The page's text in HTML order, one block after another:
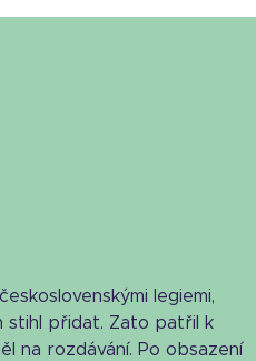
legiemi,
stihl přidat. Zato patřil k
na rozdávání. Po obsazení